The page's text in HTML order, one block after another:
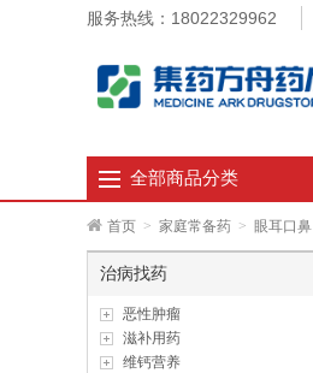
服务热线：18022329962
全部商品分类
首页 > 家庭常备药 > 眼耳口鼻
治病找药
恶性肿瘤
滋补用药
维钙营养